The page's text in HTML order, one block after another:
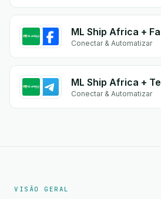
Conectar & Automatizar
ML Ship Africa +
Conectar & Automatizar
VISÃO GERAL